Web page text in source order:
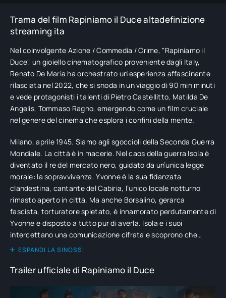
Trama del film Rapiniamo il Duce altadefinizione
streaming ita
Nel coinvolgente Azione / Commedia / Crime, "Rapiniamo il
Duce", un gioiello cinematografico proveniente dagli Italy,
Renato De Maria ha orchestrato un'esperienza affascinante
rilasciata nel 2022, che si snoda in un viaggio di 90 min minuti
e vede protagonisti i talenti di Pietro Castellitto, Matilda De
Angelis, Tommaso Ragno, emergendo come un film cruciale
nel genere del cinema che esplora i confini della mente.
Milano, aprile 1945. Siamo agli sgoccioli della Seconda Guerra
Mondiale. La città è in macerie. Nel caos della guerra Isola è
diventato il re del mercato nero, guidato da un’unica legge
morale: la sopravvivenza. Yvonne è la sua fidanzata
clandestina, cantante del Cabiria, l’unico locale notturno
rimasto aperto in città. Ma anche Borsalino, gerarca
fascista, torturatore spietato, è innamorato perdutamente di
Yvonne e disposto a tutto pur di averla. Isola e i suoi
intercettano una comunicazione cifrata e scoprono che
Mussolini ha nascosto il suo immenso tesoro proprio a Milano
scampando alla cattura e alla forca. Isola non può lasciarsi
Storia – e decide perciò di mettere in atto un’impresa folle:
ESPANDI LA SINOSSI
Trailer ufficiale di Rapiniamo il Duce